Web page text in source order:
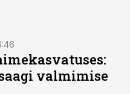
valmimise